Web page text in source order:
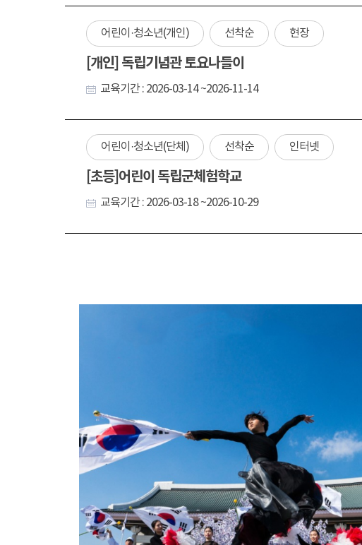
어린이·청소년(개인) 선착순 현장
[개인] 독립기념관 토요나들이
교육기간 : 2026-03-14 ~2026-11-14
어린이·청소년(단체) 선착순 인터넷
[초등]어린이 독립군체험학교
교육기간 : 2026-03-18 ~2026-10-29